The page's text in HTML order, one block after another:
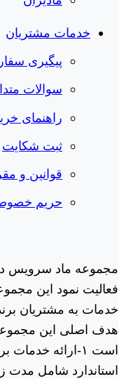
خدمات مشتریان
پیگیری
سوالات
راهنمای
ثبت شکایت
قوانین و
حریم
فعالیت نمود این
هدف اصلی این
است ١-ارائه